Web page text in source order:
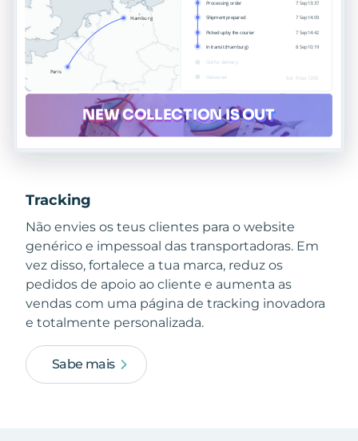
Tracking
Não envies os teus clientes para o website
genérico e impessoal das transportadoras. Em
vez disso, fortalece a tua marca, reduz os
pedidos de apoio ao cliente e aumenta as
vendas com uma página de tracking inovadora
e totalmente personalizada.
Sabe mais